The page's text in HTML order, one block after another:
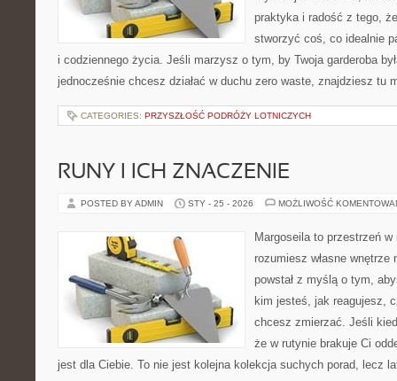
praktyka i radość z tego,
stworzyć coś, co idealnie
i codziennego życia. Jeśli marzysz o tym, by Twoja garderoba
jednocześnie chcesz działać w duchu zero waste, znajdziesz tu
CATEGORIES: PRZYSZŁOŚĆ PODRÓŻY LOTNICZYCH
RUNY I ICH ZNACZENIE
POSTED BY ADMIN STY - 25 - 2026 MOŻLIWOŚĆ
Margoseila to przestrzeń
rozumiesz własne
powstał z myślą o tym,
kim jesteś, jak reagujesz,
chcesz zmierzać. Jeśli
że w rutynie brakuje Ci
jest dla Ciebie. To nie jest kolejna kolekcja suchych porad, lecz